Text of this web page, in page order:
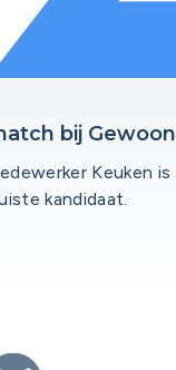
bij
Keuken
kandidaat.